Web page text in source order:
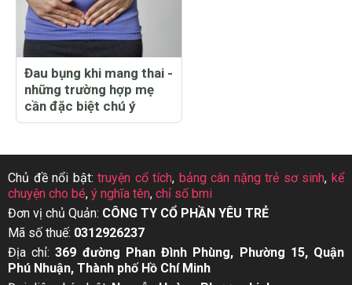
Đau bụng khi mang thai -
những trường hợp mẹ
cần đặc biệt chú ý
Chủ đề nổi bật:truyện cổ tích, bảng cân nặng trẻ sơ sinh, kể
chuyện cho bé, ý nghĩa tên, chỉ số bmi
Đơn vị chủ Quản: CÔNG TY CỔ PHẦN YÊU TRẺ
Mã số thuế: 0312926237
Địa chỉ:369 đường Phan Đình Phùng, Phường 15, Quận
Phú Nhuận, Thành phố Hồ Chí Minh